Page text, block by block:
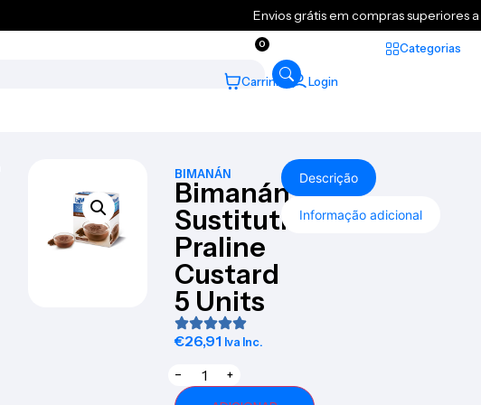
Envios grátis em compras superiores a
0
Carrinho Login
Categorias
BIMANÁN
Bimanán
Sustitutive
Praline
Custard
5 Units
€26,91 Iva Inc.
− +
Descrição
Informação adicional